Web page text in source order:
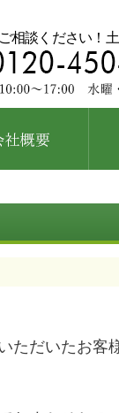
相談ください！
ただいたお客